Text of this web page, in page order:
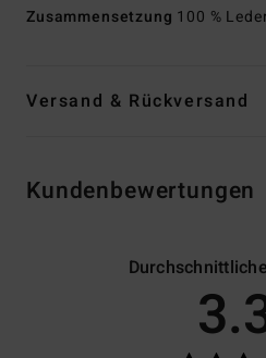
Zusammensetzung 100 %
Versand & Rückversand
Kundenbewertungen